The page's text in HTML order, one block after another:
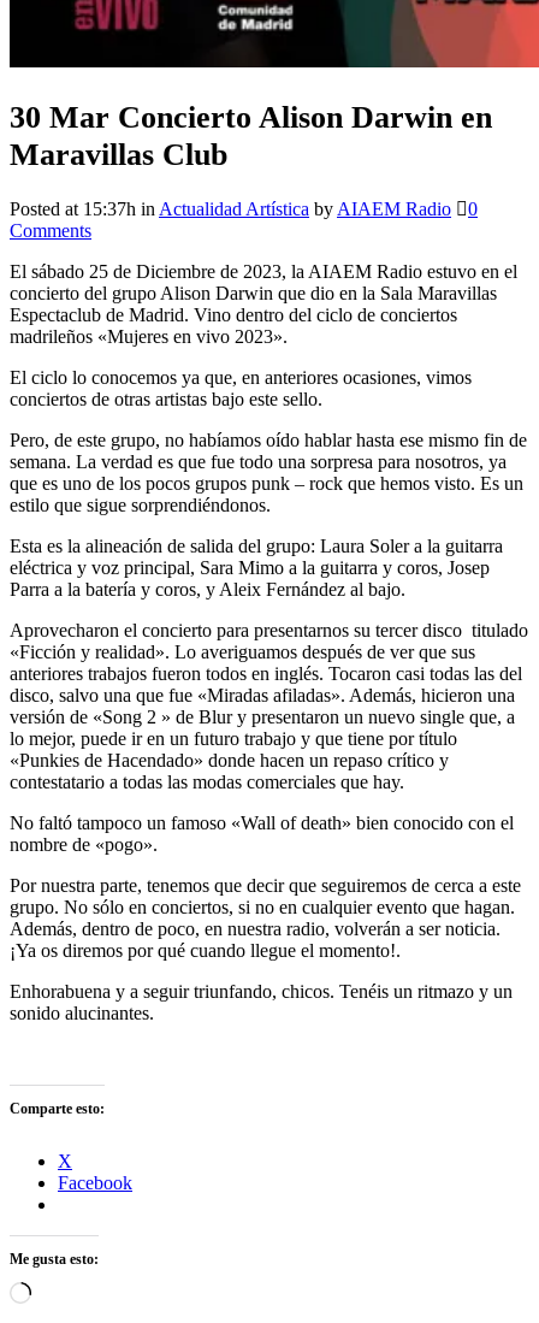
30 Mar Concierto Alison Darwin en
Maravillas Club
Posted at 15:37h in Actualidad Artística by AIAEM Radio
0
Comments
El sábado 25 de Diciembre de 2023, la AIAEM Radio estuvo en el
concierto del grupo Alison Darwin que dio en la Sala Maravillas
Espectaclub de Madrid. Vino dentro del ciclo de conciertos
madrileños «Mujeres en vivo 2023».
El ciclo lo conocemos ya que, en anteriores ocasiones, vimos
conciertos de otras artistas bajo este sello.
Pero, de este grupo, no habíamos oído hablar hasta ese mismo fin de
semana. La verdad es que fue todo una sorpresa para nosotros, ya
que es uno de los pocos grupos punk – rock que hemos visto. Es un
estilo que sigue sorprendiéndonos.
Esta es la alineación de salida del grupo: Laura Soler a la guitarra
eléctrica y voz principal, Sara Mimo a la guitarra y coros, Josep
Parra a la batería y coros, y Aleix Fernández al bajo.
Aprovecharon el concierto para presentarnos su tercer disco titulado
«Ficción y realidad». Lo averiguamos después de ver que sus
anteriores trabajos fueron todos en inglés. Tocaron casi todas las del
disco, salvo una que fue «Miradas afiladas». Además, hicieron una
versión de «Song 2 » de Blur y presentaron un nuevo single que, a
lo mejor, puede ir en un futuro trabajo y que tiene por título
«Punkies de Hacendado» donde hacen un repaso crítico y
contestatario a todas las modas comerciales que hay.
No faltó tampoco un famoso «Wall of death» bien conocido con el
nombre de «pogo».
Por nuestra parte, tenemos que decir que seguiremos de cerca a este
grupo. No sólo en conciertos, si no en cualquier evento que hagan.
Además, dentro de poco, en nuestra radio, volverán a ser noticia.
¡Ya os diremos por qué cuando llegue el momento!.
Enhorabuena y a seguir triunfando, chicos. Tenéis un ritmazo y un
sonido alucinantes.
Comparte esto:
X
Facebook
Me gusta esto:
Cargando...